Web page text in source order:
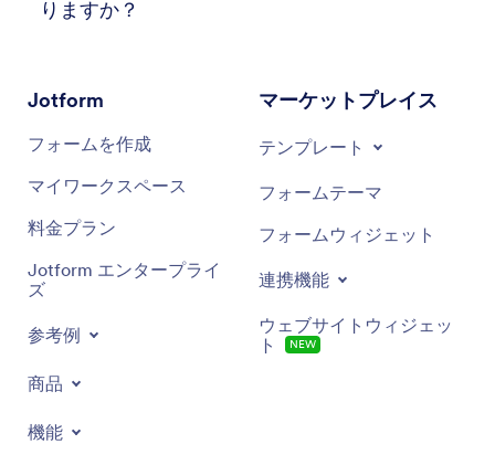
りますか？
Jotform
フォームを作成
マイワークスペース
料金プラン
Jotform エンタープライ
ズ
参考例
商品
機能
マーケットプレイス
テンプレート
フォームテーマ
フォームウィジェット
連携機能
ウェブサイトウィジェッ
ト
NEW